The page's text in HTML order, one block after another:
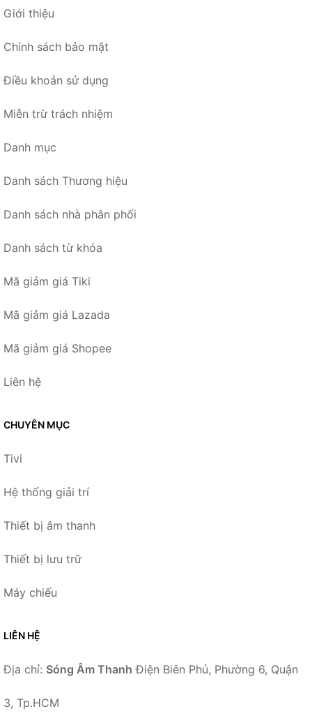
Giới thiệu
Chính sách bảo mật
Điều khoản sử dụng
Miễn trừ trách nhiệm
Danh mục
Danh sách Thương hiệu
Danh sách nhà phân phối
Danh sách từ khóa
Mã giảm giá Tiki
Mã giảm giá Lazada
Mã giảm giá Shopee
Liên hệ
CHUYÊN MỤC
Tivi
Hệ thống giải trí
Thiết bị âm thanh
Thiết bị lưu trữ
Máy chiếu
LIÊN HỆ
Địa chỉ: Sóng Âm Thanh Điện Biên Phủ, Phường 6, Quận
3, Tp.HCM